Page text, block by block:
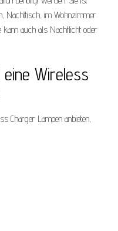
Nachttisch, im Wohnzimmer
kann auch als Nachtlicht oder
Wireless
Charger Lampen anbieten,